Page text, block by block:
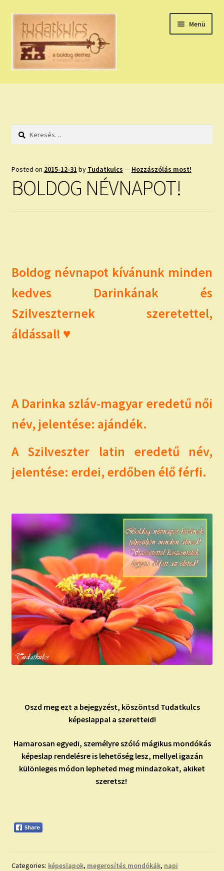
Ugrás
navigációhoz
Kilépés
tartalomba
Menü
HÚZZ EGY KÁRTYÁT!
HOLDNAPTÁR
NAPI ASZTROLÓGIA
ÍRJ NEKEM!
IRATKOZZ FEL A VIDEÓ CSATORNÁNKRA!
AJÁNDÉKOKKAL!
Keresés:
Posted on 2015-12-31 by Tudatkulcs — Hozzászólás most!
BOLDOG NÉVNAPOT!
Boldog névnapot kívánunk minden
kedves Darinkának és
Szilveszternek szeretettel,
áldással! ♥
A Darinka szláv-magyar eredetű női
név, jelentése: ajándék.
A Szilveszter latin eredetű név,
jelentése: erdei, erdőben élő férfi.
Oszd meg ezt a bejegyzést, köszöntsd Tudatkulcs
képeslappal a szeretteid!
Hamarosan egyedi, személyre szóló mágikus mondókás
képeslap rendelésre is lehetőség lesz, mellyel igazán
különleges módon lepheted meg mindazokat, akiket
szeretsz!
Categories: képeslapok, megerosítés mondókák, napi